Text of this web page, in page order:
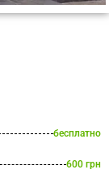
бесплатно
600 грн